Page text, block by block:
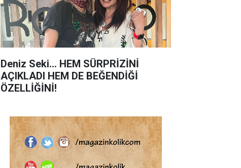
Deniz Seki… HEM SÜRPRİZİNİ
AÇIKLADI HEM DE BEĞENDİĞİ
ÖZELLİĞİNİ!